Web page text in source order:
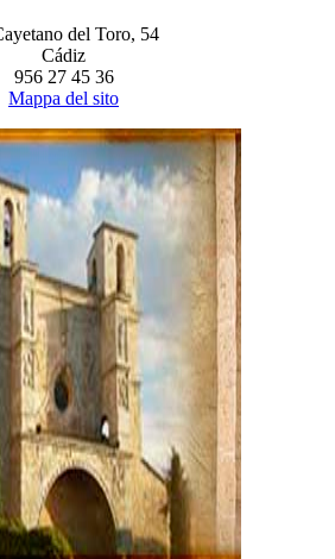
del Toro, 54
Cádiz
956 27 45 36
Mappa del sito